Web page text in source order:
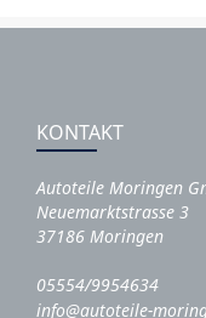
KONTAKT
Autoteile Moringen
Neuemarktstrasse 3
37186 Moringen
05554/9954634
info@autoteile-